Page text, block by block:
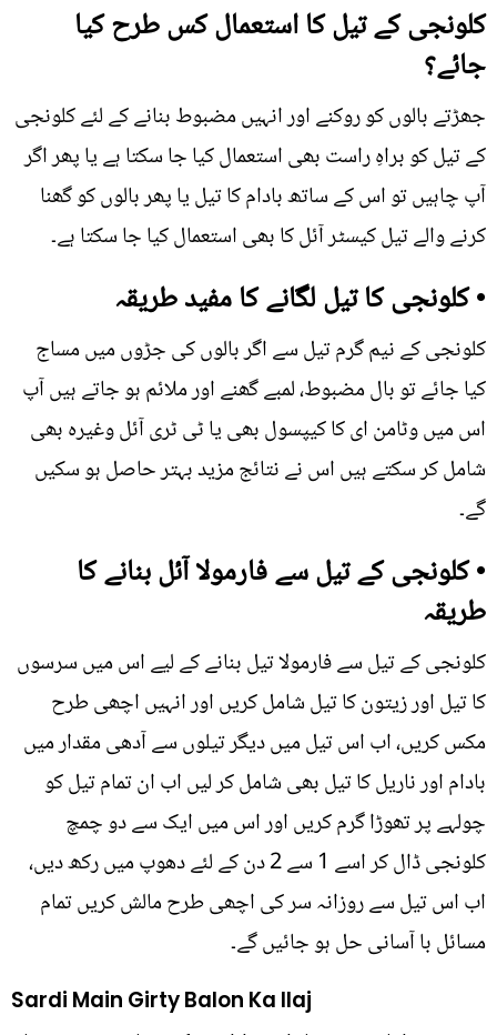
کلونجی کے تیل کا استعمال کس طرح کیا
جائے؟
جھڑتے بالوں کو روکنے اور انہیں مضبوط بنانے کے لئے کلونجی
کے تیل کو براہِ راست بھی استعمال کیا جا سکتا ہے یا پھر اگر
آپ چاہیں تو اس کے ساتھ بادام کا تیل یا پھر بالوں کو گھنا
کرنے والے تیل کیسٹر آئل کا بھی استعمال کیا جا سکتا ہے۔
• کلونجی کا تیل لگانے کا مفید طریقہ
کلونجی کے نیم گرم تیل سے اگر بالوں کی جڑوں میں مساج
کیا جائے تو بال مضبوط، لمبے گھنے اور ملائم ہو جاتے ہیں آپ
اس میں وٹامن ای کا کیپسول بھی یا ٹی ٹری آئل وغیرہ بھی
شامل کر سکتے ہیں اس نے نتائج مزید بہتر حاصل ہو سکیں
گے۔
• کلونجی کے تیل سے فارمولا آئل بنانے کا
طریقہ
کلونجی کے تیل سے فارمولا تیل بنانے کے لیے اس میں سرسوں
کا تیل اور زیتون کا تیل شامل کریں اور انہیں اچھی طرح
مکس کریں، اب اس تیل میں دیگر تیلوں سے آدھی مقدار میں
بادام اور ناریل کا تیل بھی شامل کر لیں اب ان تمام تیل کو
چولہے پر تھوڑا گرم کریں اور اس میں ایک سے دو چمچ
کلونجی ڈال کر اسے 1 سے 2 دن کے لئے دھوپ میں رکھ دیں،
اب اس تیل سے روزانہ سر کی اچھی طرح مالش کریں تمام
مسائل با آسانی حل ہو جائیں گے۔
Sardi Main Girty Balon Ka Ilaj